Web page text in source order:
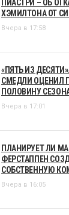
ПИАСТРИ – ОБ
ХЭМИЛТОНА ОТ
Вчера в 17:58
«ПЯТЬ ИЗ
СМЕДЛИ ОЦЕНИЛ
ПОЛОВИНУ СЕЗОНА
Вчера в 17:01
ПЛАНИРУЕТ ЛИ
ФЕРСТАППЕН
СОБСТВЕННУЮ
Вчера в 16:05